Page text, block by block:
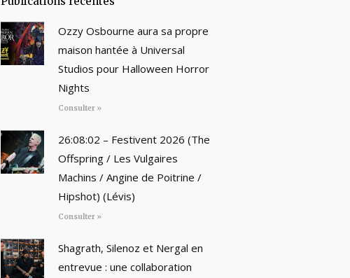
Ozzy Osbourne aura sa propre
maison hantée à Universal
Studios pour Halloween Horror
Nights
Consulter »
26:08:02 – Festivent 2026 (The
Offspring / Les Vulgaires
Machins / Angine de Poitrine /
Hipshot) (Lévis)
Consulter »
Shagrath, Silenoz et Nergal en
entrevue : une collaboration